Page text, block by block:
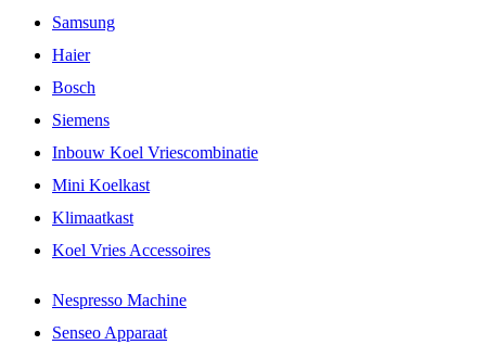
Samsung
Haier
Bosch
Siemens
Inbouw Koel Vriescombinatie
Mini Koelkast
Klimaatkast
Koel Vries Accessoires
Nespresso Machine
Senseo Apparaat